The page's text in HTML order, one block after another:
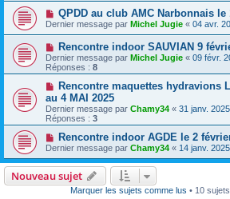
QPDD au club AMC Narbonnais le
Dernier message par Michel Jugie « 04 avr.
Rencontre indoor SAUVIAN 9
Dernier message par Michel Jugie « 09 févr.
Réponses : 8
Rencontre maquettes hydravions
au 4 MAI 2025
Dernier message par Chamy34 « 31 janv.
Réponses : 3
Rencontre indoor AGDE le 2
Dernier message par Chamy34 « 14 janv.
Nouveau sujet
Marquer les sujets comme lus • 10